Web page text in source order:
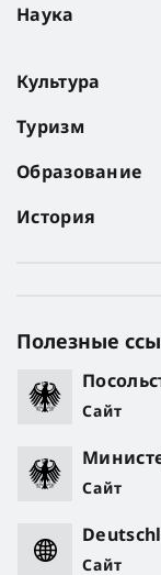
Наука
Культура
Туризм
Образование
История
Полезные
Сайт
Сайт
Сайт